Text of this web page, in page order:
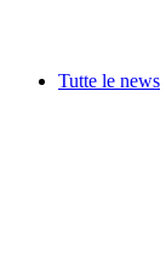
Tutte le news